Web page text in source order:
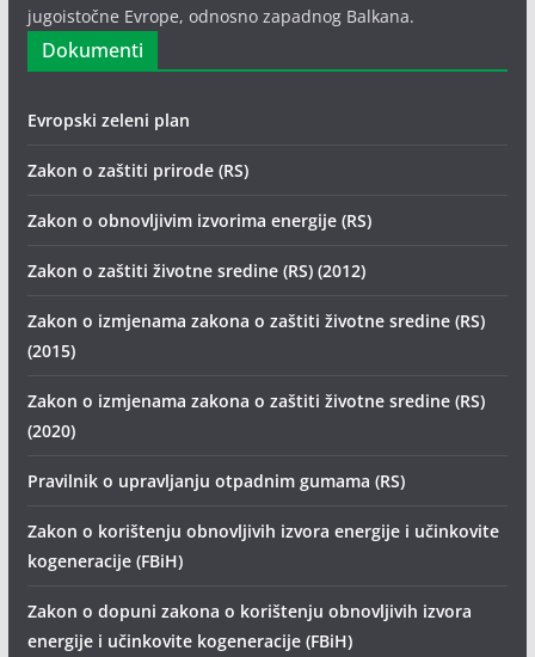
jugoistočne Evrope, odnosno zapadnog Balkana.
Dokumenti
Evropski zeleni plan
Zakon o zaštiti prirode (RS)
Zakon o obnovljivim izvorima energije (RS)
Zakon o zaštiti životne sredine (RS) (2012)
Zakon o izmjenama zakona o zaštiti životne sredine (RS)
(2015)
Zakon o izmjenama zakona o zaštiti životne sredine (RS)
(2020)
Pravilnik o upravljanju otpadnim gumama (RS)
Zakon o korištenju obnovljivih izvora energije i učinkovite
kogeneracije (FBiH)
Zakon o dopuni zakona o korištenju obnovljivih izvora
energije i učinkovite kogeneracije (FBiH)